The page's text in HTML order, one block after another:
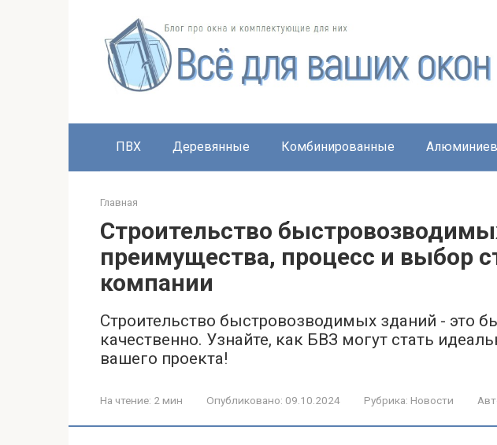
ПВХ Деревянные Комбинированные
Главная
Строительство
преимущества, процесс и выбор
компании
Строительство быстровозводимых зданий - это
качественно. Узнайте, как БВЗ могут стать
вашего проекта!
На чтение: 2 мин Опубликовано: 09.10.2024 Рубрика: Новости